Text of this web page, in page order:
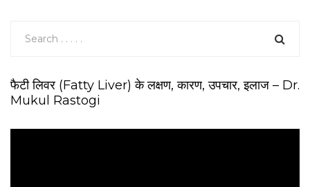
फैटी लिवर (Fatty Liver) के लक्षण, कारण, उपचार, इलाज – Dr.
Mukul Rastogi